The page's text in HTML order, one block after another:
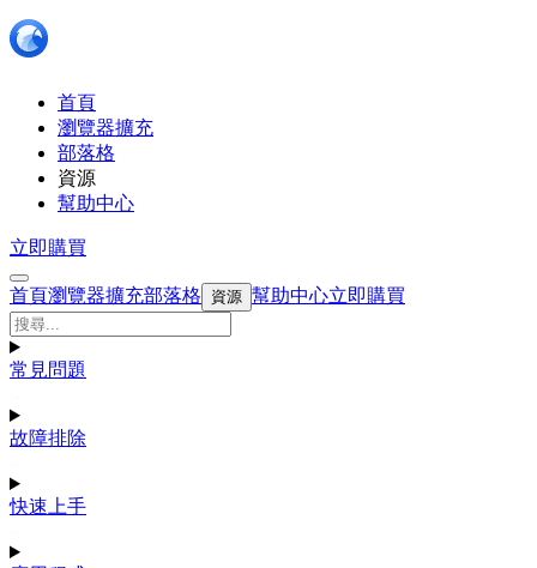
首頁
瀏覽器擴充
部落格
資源
幫助中心
立即購買
首頁瀏覽器擴充部落格 資源 幫助中心立即購買
常見問題
故障排除
快速上手